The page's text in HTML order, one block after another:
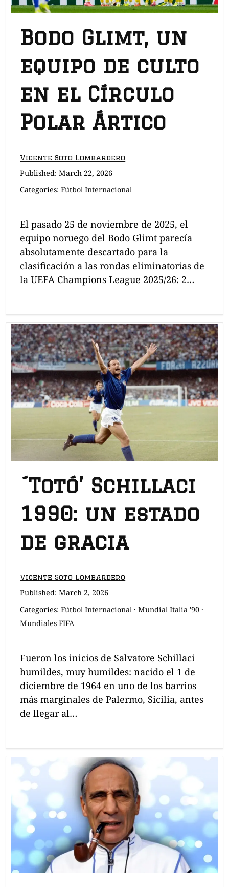
Bodo Glimt, un
equipo de culto
en el Círculo
Polar Ártico
Vicente Soto Lombardero
Published:March 22, 2026
Categories:Fútbol Internacional
El pasado 25 de noviembre de 2025, el
equipo noruego del Bodo Glimt parecía
absolutamente descartado para la
clasificación a las rondas eliminatorias de
la UEFA Champions League 2025/26: 2…
´Totó’ Schillaci
1990: un estado
de gracia
Vicente Soto Lombardero
Published:March 2, 2026
Categories:Fútbol Internacional ·Mundial Italia '90 ·
Mundiales FIFA
Fueron los inicios de Salvatore Schillaci
humildes, muy humildes: nacido el 1 de
diciembre de 1964 en uno de los barrios
más marginales de Palermo, Sicilia, antes
de llegar al…